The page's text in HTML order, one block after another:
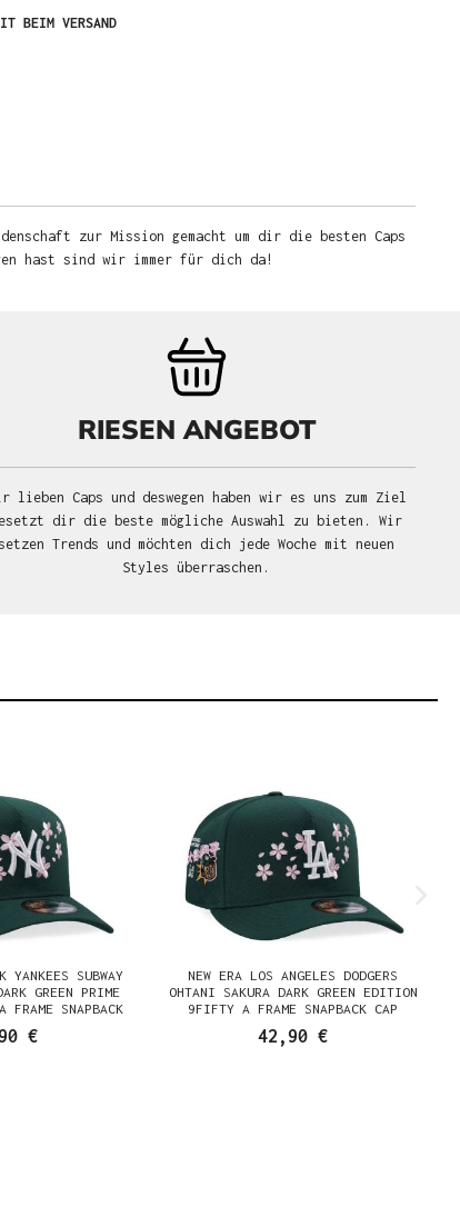
BEIM VERSAND
zur Mission gemacht um dir die besten Caps
hast sind wir immer für dich da!
RIESEN ANGEBOT
lieben Caps und deswegen haben wir es uns zum Ziel
dir die beste mögliche Auswahl zu bieten. Wir
Trends und möchten dich jede Woche mit neuen
Styles überraschen.
YANKEES SUBWAY
GREEN PRIME
SNAPBACK
CAP
€
NEW ERA LOS ANGELES DODGERS
OHTANI SAKURA DARK GREEN EDITION
9FIFTY A FRAME SNAPBACK CAP
42,90 €